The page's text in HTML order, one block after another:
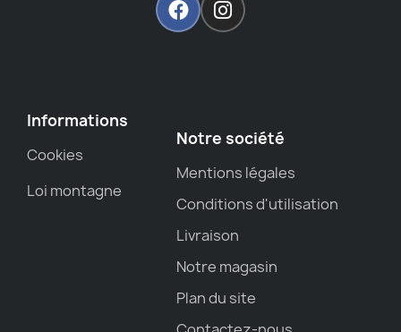
Informations
Cookies
Loi montagne
Notre société
Mentions légales
Conditions d'utilisation
Livraison
Notre magasin
Plan du site